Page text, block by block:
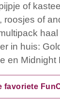
of
roosjes of
in huis:
en Midnight
favoriete